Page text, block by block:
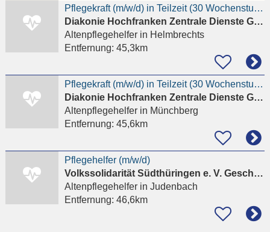
Pflegekraft (m/w/d) in Teilzeit (30 Wochenstunden) - Zentrale Diakoniestation Münchberg-Helmbrechts
Diakonie Hochfranken Zentrale Dienste GmbH
Altenpflegehelferin Helmbrechts
Entfernung: 45,3km
Pflegekraft (m/w/d) in Teilzeit (30 Wochenstunden) - Zentrale Diakoniestation Münchberg-Helmbrechts
Diakonie Hochfranken Zentrale Dienste GmbH
Altenpflegehelferin Münchberg
Entfernung: 45,6km
Pflegehelfer (m/w/d)
Volkssolidarität Südthüringen e. V. Geschäftsstelle Sonneberg
Altenpflegehelferin Judenbach
Entfernung: 46,6km